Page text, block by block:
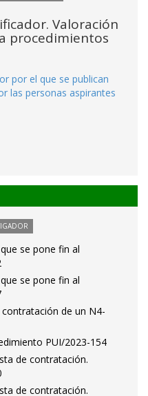
Valoración
procedimientos
por el que se publican
las personas aspirantes
se pone fin al
se pone fin al
de un N4-
PUI/2023-154
de contratación.
de contratación.